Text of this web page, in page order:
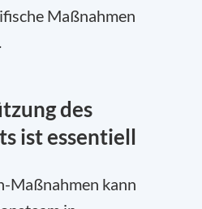
Maßnahmen
des
ist essentiell
Maßnahmen kann